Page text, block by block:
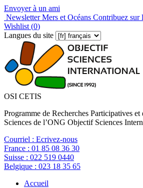
Envoyer à un ami
Newsletter Mers et Océans Contribuez sur
Wishlist (0)
Langues du site
OSI CETIS
Programme de Recherches Participatives et
Sciences de l’ONG Objectif Sciences
Courriel : Ecrivez-nous
France : 01 85 08 36 30
Suisse : 022 519 0440
Belgique : 023 18 35 65
Accueil